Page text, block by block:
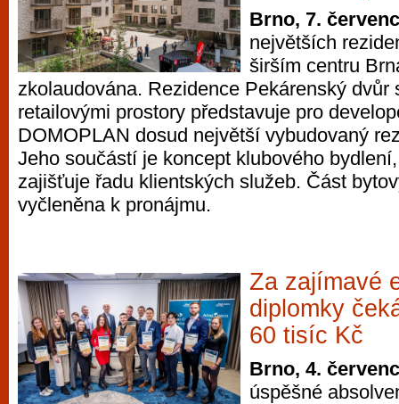
Brno, 7.
největších
širším centru
zkolaudována. Rezidence Pekárenský dvůr
retailovými prostory představuje pro
DOMOPLAN dosud největší vybudovaný
Jeho součástí je koncept klubového
zajišťuje řadu klientských služeb. Část
vyčleněna k pronájmu.
Za zajímavé
diplomky
60 tisíc Kč
Brno, 4.
úspěšné